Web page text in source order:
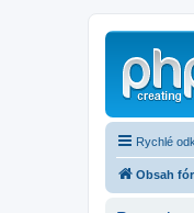
Rychlé
Obsah